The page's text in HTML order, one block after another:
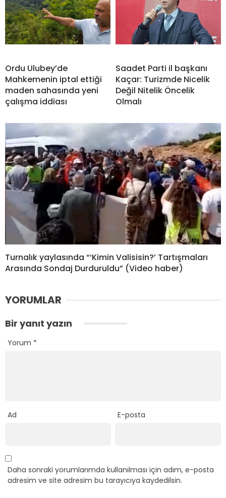
Ordu Ulubey’de
Mahkemenin iptal ettiği
maden sahasında yeni
çalışma iddiası
Saadet Parti il başkanı
Kaçar: Turizmde Nicelik
Değil Nitelik Öncelik
Olmalı
Turnalık yaylasında “‘Kimin Valisisin?’ Tartışmaları
Arasında Sondaj Durduruldu” (Video haber)
YORUMLAR
Bir yanıt yazın
Yorum *
Ad E-posta
Daha sonraki yorumlarımda kullanılması için adım, e-posta
adresim ve site adresim bu tarayıcıya kaydedilsin.